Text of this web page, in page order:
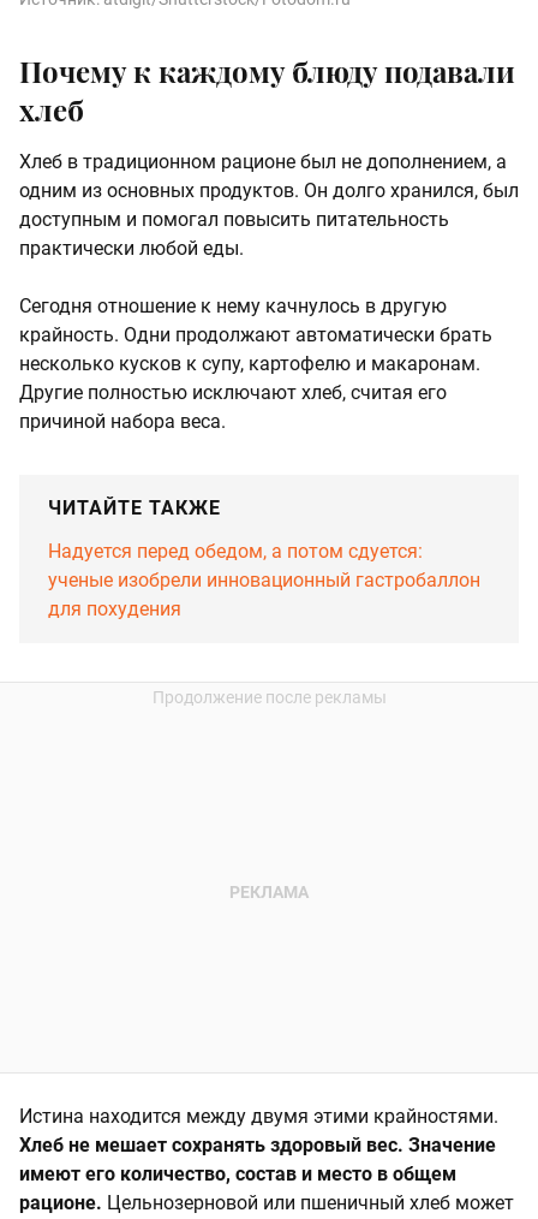
Почему к каждому блюду подавали
хлеб
Хлеб в традиционном рационе был не дополнением, а
одним из основных продуктов. Он долго хранился, был
доступным и помогал повысить питательность
практически любой еды.
Сегодня отношение к нему качнулось в другую
крайность. Одни продолжают автоматически брать
несколько кусков к супу, картофелю и макаронам.
Другие полностью исключают хлеб, считая его
причиной набора веса.
ЧИТАЙТЕ ТАКЖЕ
Надуется перед обедом, а потом сдуется:
ученые изобрели инновационный гастробаллон
для похудения
Истина находится между двумя этими крайностями.
Хлеб не мешает сохранять здоровый вес. Значение
имеют его количество, состав и место в общем
рационе. Цельнозерновой или пшеничный хлеб может